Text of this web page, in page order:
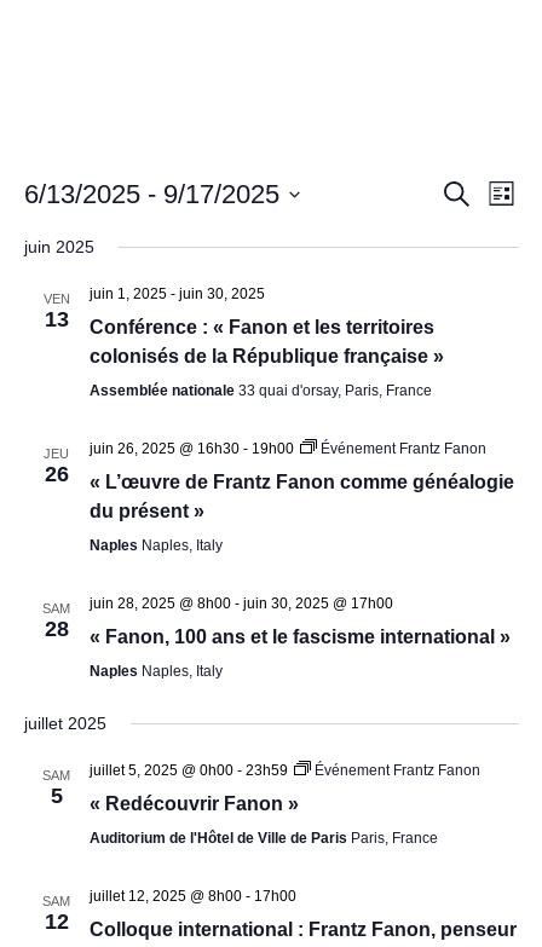
Recherche
de
Liste
6/13/2025 - 9/17/2025
une
juin 2025
VEN
13
juin 1, 2025- juin 30, 2025
Conférence : « Fanon et les territoires
colonisés de la République française »
Assemblée nationale 33 quai d'orsay, Paris, France
JEU
26
juin 26, 2025 @ 16h30- 19h00 Événement Frantz Fanon
« L’œuvre de Frantz Fanon comme généalogie
du présent »
Naples Naples, Italy
SAM
28
juin 28, 2025 @ 8h00- juin 30, 2025 @ 17h00
« Fanon, 100 ans et le fascisme international »
Naples Naples, Italy
juillet 2025
SAM
5
juillet 5, 2025 @ 0h00- 23h59 Événement Frantz Fanon
« Redécouvrir Fanon »
Auditorium de l'Hôtel de Ville de Paris Paris, France
SAM
12
juillet 12, 2025 @ 8h00- 17h00
Colloque international : Frantz Fanon, penseur